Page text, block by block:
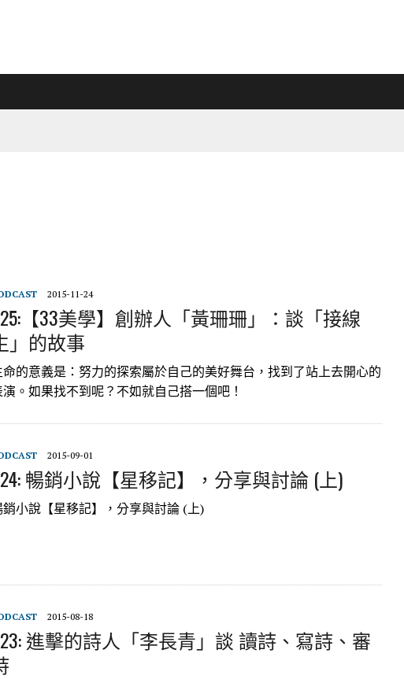
2015-11-24
【33美學】創辦人「黃珊珊」：談「接線
」的故事
命的意義是：努力的探索屬於自己的美好舞台，找到了站上去開心的
。如果找不到呢？不如就自己搭一個吧！
2015-09-01
暢銷小說【星移記】，分享與討論 (上)
銷小說【星移記】，分享與討論 (上)
2015-08-18
進擊的詩人「李長青」談 讀詩、寫詩、審